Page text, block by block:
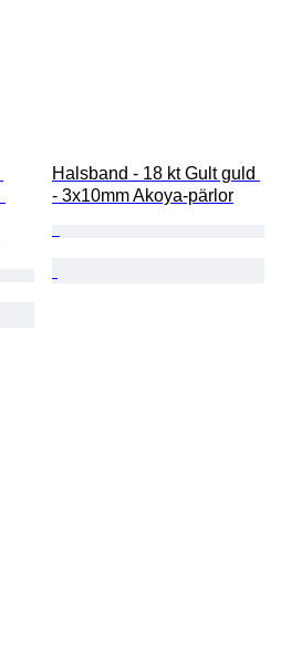
Halsband - 18 kt Gult guld
- 3x10mm Akoya-pärlor